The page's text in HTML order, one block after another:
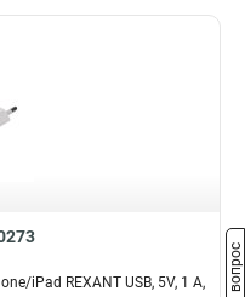
iPad REXANT USB, 5V, 1 A,